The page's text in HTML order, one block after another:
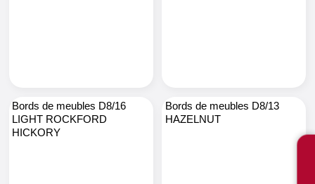
Bords de meubles D8/16
LIGHT ROCKFORD
HICKORY
Bords de meubles D8/13
HAZELNUT